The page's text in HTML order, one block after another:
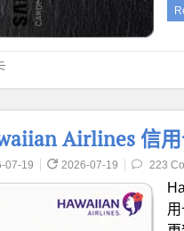
Airlines 信用
07-19 2026-07-19 223